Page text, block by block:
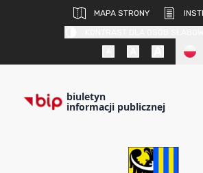
MAPA STRONY
biuletyn
informacji publicznej